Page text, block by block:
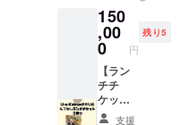
５個入
り（1
袋）×３
原材料
及び添
加物等
の食品
表示は
に表記
されま
す。 商
品開封
前には
必ずお
届けの
リター
感謝の
気持ち
を込め
て、行
わせて
いただ
きま
す。 有
150
,00
0 円
残り5
【ラン
チチ
ケッ
ト ３
支援